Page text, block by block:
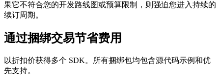
果它不符合您的开发路线图或预算限制，则强迫您进入持续的
续订周期。
通过捆绑交易节省费用
以折扣价获得多个 SDK。所有捆绑包均包含源代码示例和优
先支持。